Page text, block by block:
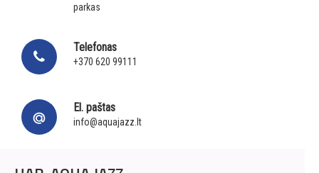
parkas
Telefonas
+370 620 99111
El. paštas
info@aquajazz.lt